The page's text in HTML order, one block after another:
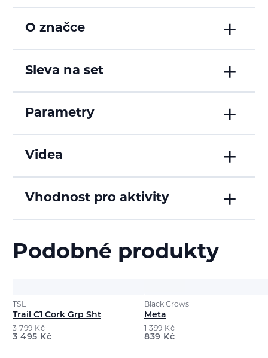
O značce
Sleva na set
Parametry
Videa
Vhodnost pro aktivity
Podobné produkty
TSL
Trail C1 Cork Grp Sht
3 799Kč
3 495 Kč
Black Crows
Meta
1 399Kč
839 Kč